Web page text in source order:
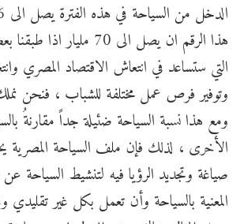
هذا الرقم ان يصل الى 70
التي ستساعد في انتعاش الاقتصاد المصري
وتوفير فرص عمل مختلفة للشباب ، فنحن نملك
ومع هذا نسبة السياحة ضئيلة جداً مقارنةُ
الأخرى ، لذلك فإن ملف السياحة المصرية
صياغة وتجديد الرؤيا فيه لتنشيط السياحة
المعنية بالسياحة وأن تعمل بكل غير تقليدي